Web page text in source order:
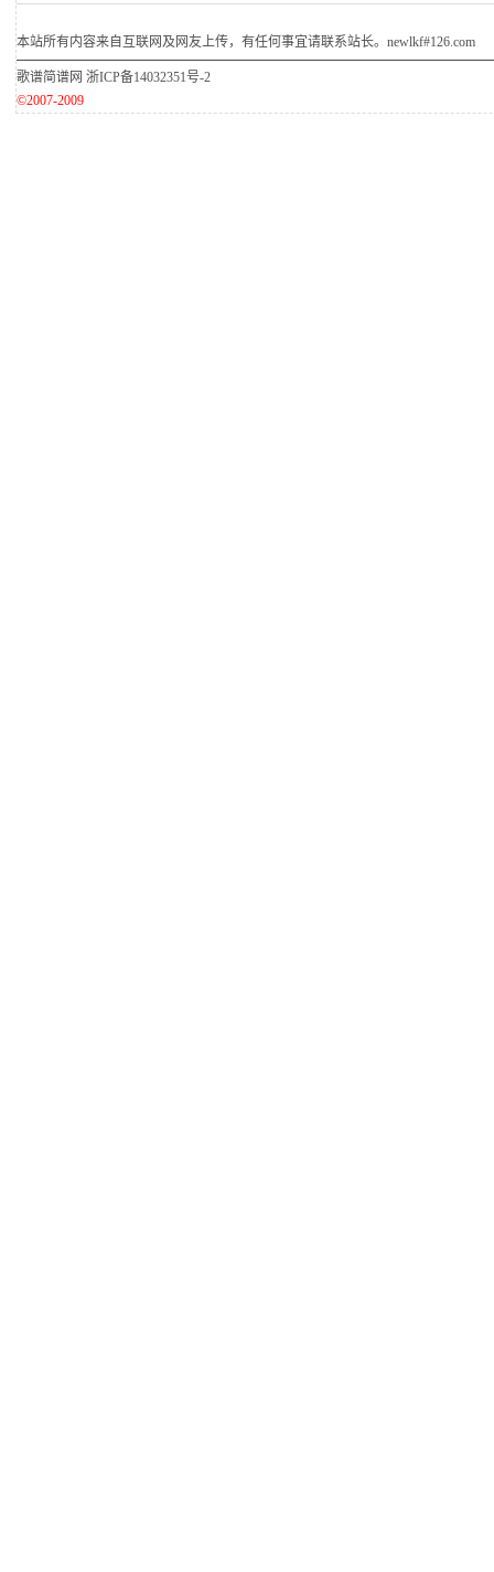
本站所有内容来自互联网及网友上传，有任何事宜请联系站长。newlkf#126.com
歌谱简谱网 浙ICP备14032351号-2
©2007-2009